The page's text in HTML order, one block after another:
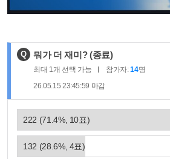
Q
제
목
:
뭐가 더 재미? (종료)
최대 1개 선택 가능 참가자:14명
26.05.15 23:45:59 마감
222 (71.4%, 10표)
132 (28.6%, 4표)